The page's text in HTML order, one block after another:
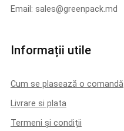
Email: sales@greenpack.md
Informații utile
Cum se plasează o comandă
Livrare si plata
Termeni și condiții